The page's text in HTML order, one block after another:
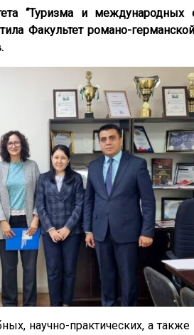
“Туризма и международных
Факультет романо-
научно-практических, а